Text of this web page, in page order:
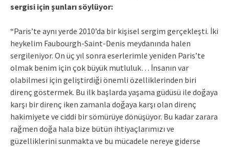
sergisi için şunları söylüyor:
“Paris’te aynı yerde 2010’da bir kişisel sergim gerçekleşti. İki
heykelim Faubourgh-Saint-Denis meydanında halen
sergileniyor. On üç yıl sonra eserlerimle yeniden Paris’te
olmak benim için çok büyük mutluluk… İnsanın var
olabilmesi için geliştirdiği önemli özelliklerinden biri
direnç göstermek. Bu ilk başlarda yaşama güdüsü ile doğaya
karşı bir direnç iken zamanla doğaya karşı olan direnç
hakimiyete ve ciddi bir sömürüye dönüşüyor. Bu kadar zarara
rağmen doğa hala bize bütün ihtiyaçlarımızı ve
güzelliklerini sunmakta ve bu mücadele nereye giderse